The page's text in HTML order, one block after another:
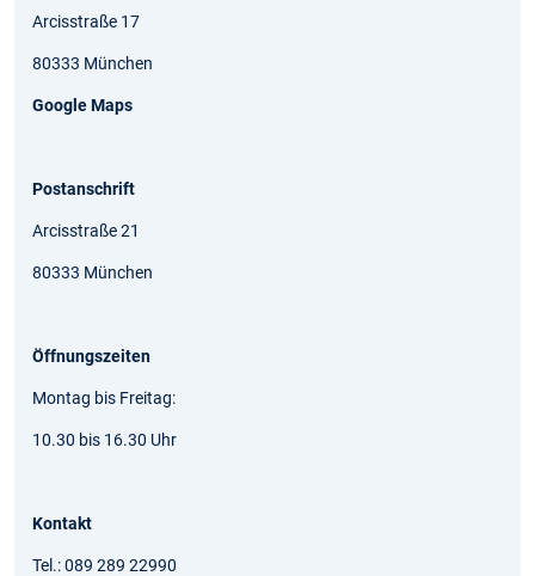
Arcisstraße 17
80333 München
Google Maps
Postanschrift
Arcisstraße 21
80333 München
Öffnungszeiten
Montag bis Freitag:
10.30 bis 16.30 Uhr
Kontakt
Tel.: 089 289 22990